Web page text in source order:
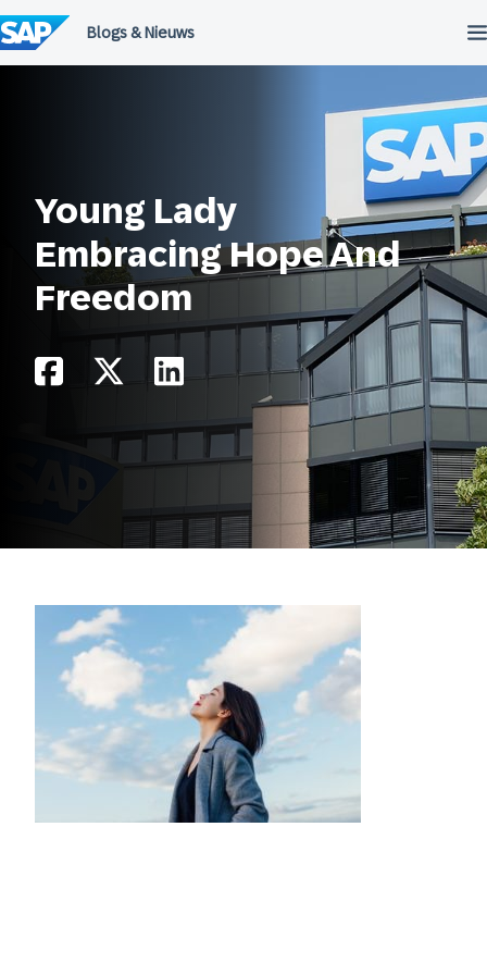
naar
de
inhoud
Young Lady
Embracing Hope And
Freedom